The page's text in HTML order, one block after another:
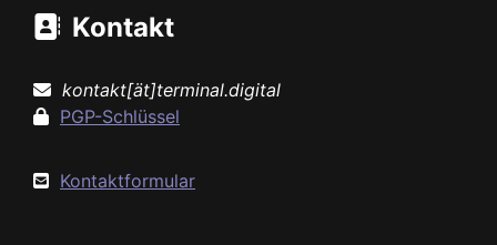
Kontakt
kontakt[ät]terminal.digital
PGP-Schlüssel
Kontaktformular